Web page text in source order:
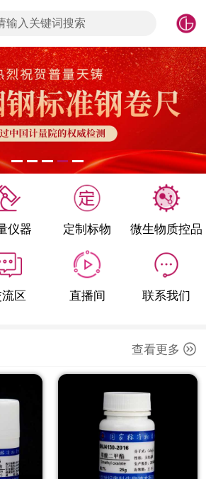
输入关键词搜索
仪器 定制标物 微生物质控品
区 直播间 联系我们
查看更多
签到
控品